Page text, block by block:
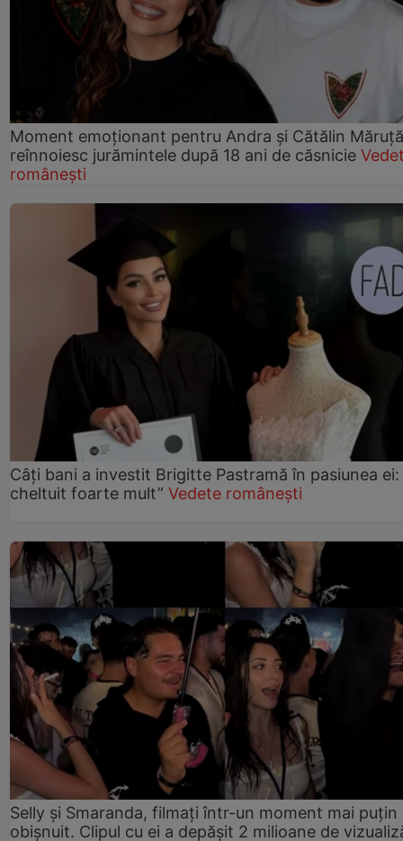
Moment emoționant pentru Andra și Cătălin
reînnoiesc jurămintele după 18 ani de căsnicie
românești
Câți bani a investit Brigitte Pastramă în pasiunea ei:
cheltuit foarte mult” Vedete românești
Selly și Smaranda, filmați într-un moment mai puțin
obișnuit. Clipul cu ei a depășit 2 milioane de